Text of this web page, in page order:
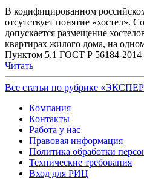
В кодифицированном
отсутствует понятие «хостел».
допускается размещение
квартирах жилого дома, на
Пунктом 5.1 ГОСТ Р 56184-2014
Читать
Все статьи по рубрике
Компания
Контакты
Работа у нас
Правовая информация
Политика обработки
Технические требования
Вход для РИЦ